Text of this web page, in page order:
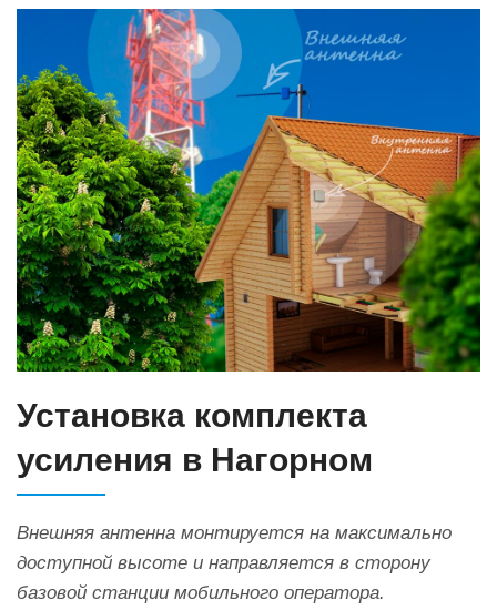
Установка комплекта
усиления в Нагорном
Внешняя антенна монтируется на максимально
доступной высоте и направляется в сторону
базовой станции мобильного оператора.